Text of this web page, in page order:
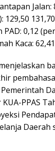
Jalan:
129,50
0,12
Kaca:
PPAS
Daerah